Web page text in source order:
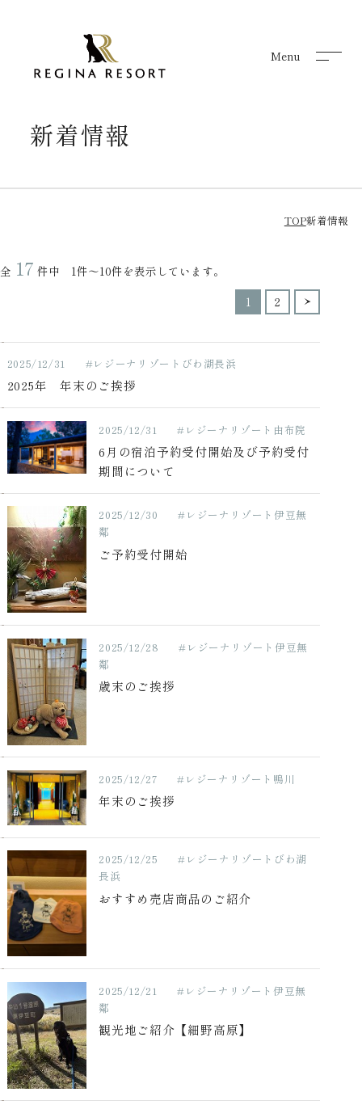
Menu
Menu
新着情報
TOP新着情報
全 17 件中 1件～10件を表示しています。
1
2
2025/12/31 #レジーナリゾートびわ湖長浜
2025年 年末のご挨拶
2025/12/31 #レジーナリゾート由布院
6月の宿泊予約受付開始及び予約受付
期間について
2025/12/30
#レジーナリゾート伊豆無
鄰
ご予約受付開始
2025/12/28
#レジーナリゾート伊豆無
鄰
歳末のご挨拶
2025/12/27 #レジーナリゾート鴨川
年末のご挨拶
2025/12/25
#レジーナリゾートびわ湖
長浜
おすすめ売店商品のご紹介
2025/12/21
#レジーナリゾート伊豆無
鄰
観光地ご紹介【細野高原】